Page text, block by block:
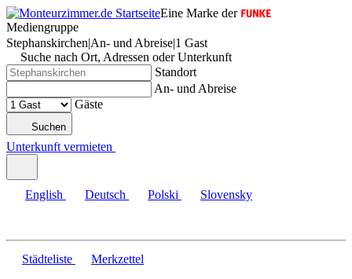
Eine Marke der
Mediengruppe
Stephanskirchen|An- und Abreise|1 Gast
Suche nach Ort, Adressen oder Unterkunft
Standort
An- und Abreise
Gäste
Suchen
Unterkunft vermieten
English Deutsch Polski Slovensky
Städteliste Merkzettel